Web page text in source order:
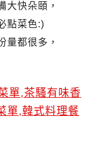
大快朵頤，
點菜色:)
量都很多，